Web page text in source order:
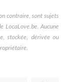
contraire, sont sujets
LocaLove.be. Aucune
stockée, dérivée ou